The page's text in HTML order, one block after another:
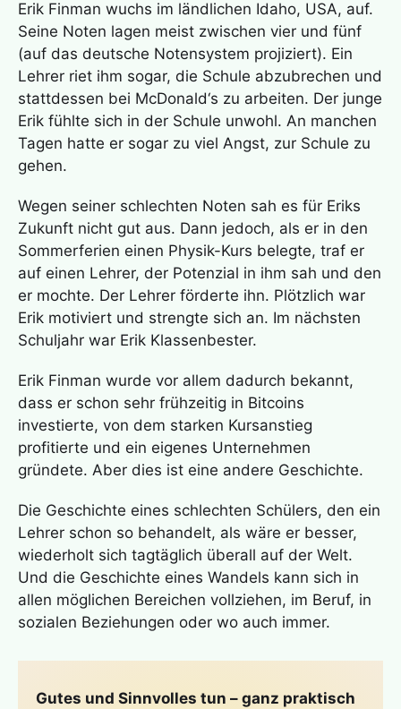
Erik Finman wuchs im ländlichen Idaho, USA, auf.
Seine Noten lagen meist zwischen vier und fünf
(auf das deutsche Notensystem projiziert). Ein
Lehrer riet ihm sogar, die Schule abzubrechen und
stattdessen bei McDonald‘s zu arbeiten. Der junge
Erik fühlte sich in der Schule unwohl. An manchen
Tagen hatte er sogar zu viel Angst, zur Schule zu
gehen.
Wegen seiner schlechten Noten sah es für Eriks
Zukunft nicht gut aus. Dann jedoch, als er in den
Sommerferien einen Physik-Kurs belegte, traf er
auf einen Lehrer, der Potenzial in ihm sah und den
er mochte. Der Lehrer förderte ihn. Plötzlich war
Erik motiviert und strengte sich an. Im nächsten
Schuljahr war Erik Klassenbester.
Erik Finman wurde vor allem dadurch bekannt,
dass er schon sehr frühzeitig in Bitcoins
investierte, von dem starken Kursanstieg
profitierte und ein eigenes Unternehmen
gründete. Aber dies ist eine andere Geschichte.
Die Geschichte eines schlechten Schülers, den ein
Lehrer schon so behandelt, als wäre er besser,
wiederholt sich tagtäglich überall auf der Welt.
Und die Geschichte eines Wandels kann sich in
allen möglichen Bereichen vollziehen, im Beruf, in
sozialen Beziehungen oder wo auch immer.
Gutes und Sinnvolles tun – ganz praktisch